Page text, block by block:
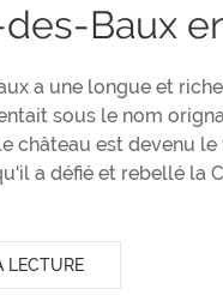
Baux
a une longue et
sous le nom
château est devenu
a défié et rebellé la
LECTURE